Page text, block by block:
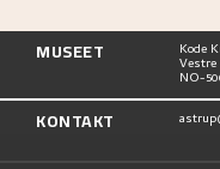
MUSEET Kode
NO-
KONTAKT